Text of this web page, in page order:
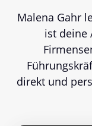
Malena Gahr
ist deine
direkt und